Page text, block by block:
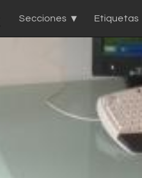
Secciones Etiquetas